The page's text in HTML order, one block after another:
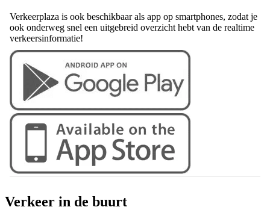
Verkeerplaza is ook beschikbaar als app op smartphones, zodat je
ook onderweg snel een uitgebreid overzicht hebt van de realtime
verkeersinformatie!
Verkeer in de buurt